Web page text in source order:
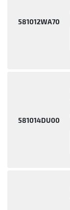
581012WA70
581014DU00